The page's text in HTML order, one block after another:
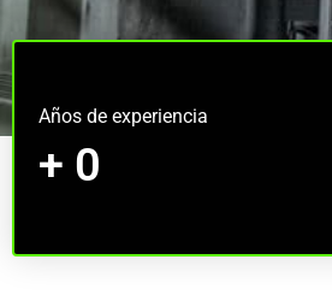
Años de experiencia
+ 0